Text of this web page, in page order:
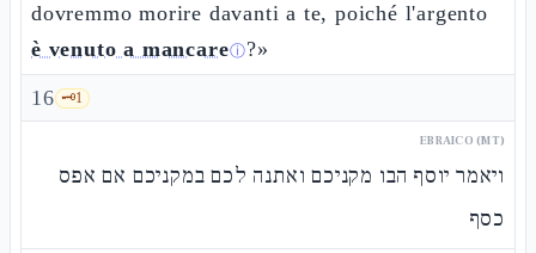
dovremmo morire davanti a te, poiché l'argento
è venuto a mancareⓘ?»
16 🗝️1
EBRAICO (MT)
ויאמר יוסף הבו מקניכם ואתנה לכם במקניכם אם אפס
כסף